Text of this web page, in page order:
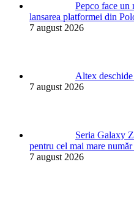
Pepco face un
lansarea platformei din
7 august 2026
Altex
7 august 2026
Seria Galaxy
pentru cel mai mare
7 august 2026